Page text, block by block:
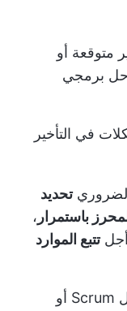
متوقعة أو
حل برمجي
في التأخير
تحديد
باستمرار ،
أجلتتبع الموارد
يمكن أن توفر المنهجيات الرشيقة، مثل Scrum أو